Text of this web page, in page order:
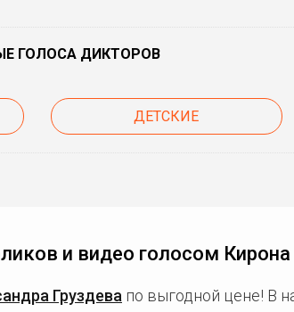
ГОЛОСА ДИКТОРОВ
ДЕТСКИЕ
и видео голосом Кирона
Груздева по выгодной цене! В